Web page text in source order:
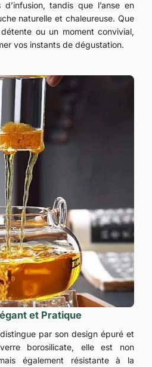
d’infusion, tandis que l’anse en
naturelle et chaleureuse. Que
ou un moment convivial,
vos instants de dégustation.
et Pratique
par son design épuré et
borosilicate, elle est non
également résistante à la